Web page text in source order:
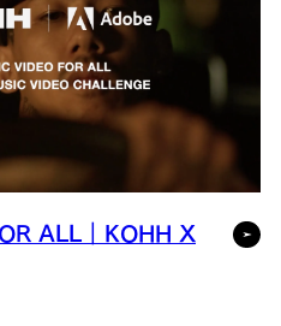
ALL｜KOHH X